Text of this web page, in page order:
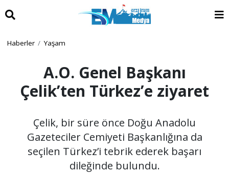
Haberler Yaşam
A.O. Genel Başkanı
Çelik’ten Türkez’e ziyaret
Çelik, bir süre önce Doğu Anadolu
Gazeteciler Cemiyeti Başkanlığına da
seçilen Türkez’i tebrik ederek başarı
dileğinde bulundu.